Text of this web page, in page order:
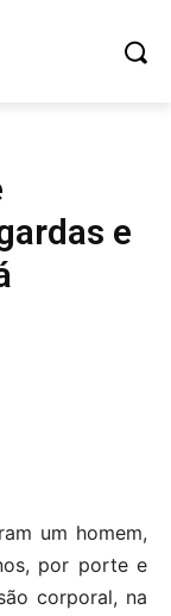
e
um homem,
por porte e
corporal, na